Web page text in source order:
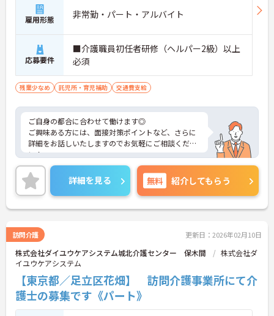
雇用形態 非常勤・パート・アルバイト
応募要件
■介護職員初任者研修（ヘルパー2級）以上
必須
残業少なめ 託児所・育児補助 交通費支給
ご自身の都合に合わせて働けます◎
ご興味ある方には、面接対策ポイントなど、さらに
詳細をお話しいたしますのでお気軽にご相談くださ
い！
詳細を見る 無料 紹介してもらう
訪問介護 更新日：2026年02月10日
株式会社ダイユウケアシステム城北介護センター 保木間
株式会社ダ
イユウケアシステム
【東京都／足立区花畑】 訪問介護事業所にて介
護士の募集です《パート》